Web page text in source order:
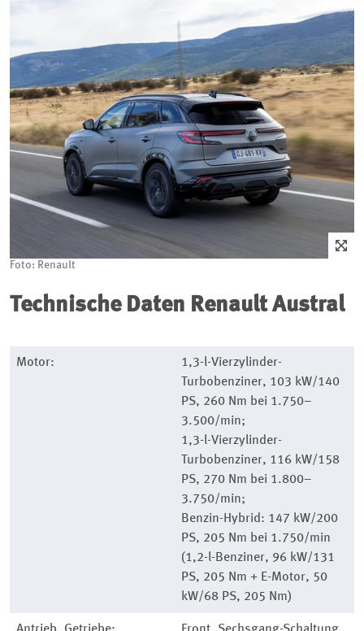
Foto: Renault
Technische Daten Renault Austral
Motor:
1,3-l-Vierzylinder-
Turbobenziner, 103 kW/140
PS, 260 Nm bei 1.750–
3.500/min;
1,3-l-Vierzylinder-
Turbobenziner, 116 kW/158
PS, 270 Nm bei 1.800–
3.750/min;
Benzin-Hybrid: 147 kW/200
PS, 205 Nm bei 1.750/min
(1,2-l-Benziner, 96 kW/131
PS, 205 Nm + E-Motor, 50
kW/68 PS, 205 Nm)